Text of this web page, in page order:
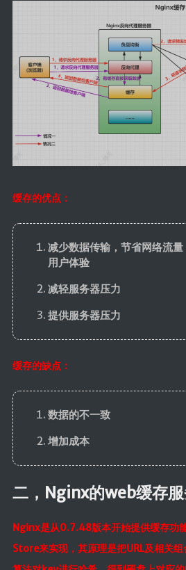
缓存的优点：
减少数据传输，节省网络流
用户体验
减轻服务器压力
提供服务器压力
缓存的缺点：
数据的不一致
增加成本
二，Nginx的web缓存
Nginx是从0.7.48版本开始提供缓存功
Store来实现，其原理是把URL及相关
Netty
Zookeeper
SpringCloud
数据库
Mysql
ElasticSearch7.x
部署
Nginx
MyCat
中间件
RabbitMQ